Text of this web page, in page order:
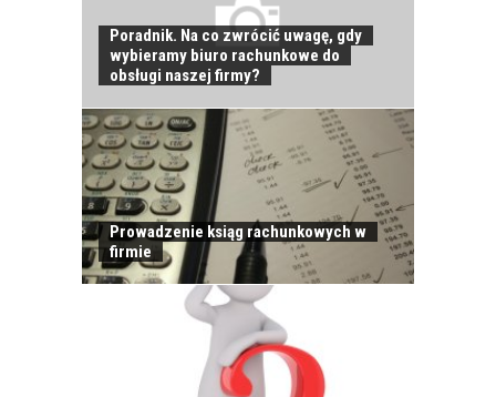
Poradnik. Na co zwrócić uwagę, gdy
wybieramy biuro rachunkowe do
obsługi naszej firmy?
Prowadzenie ksiąg rachunkowych w
firmie
JAK POWINNO
PRAWIDŁOWE
SZKOLENIE
PRACOWNIKÓW?
CZĘŚĆ PIERWSZA!
JAK POWINNO
WYGLĄDAĆ
PRAWIDŁOWE
SZKOLENIE
PRACOWNIKÓW?
CZĘŚĆ DRUGA!